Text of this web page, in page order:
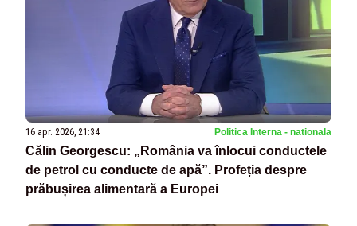
16 apr. 2026, 21:34 Politica Interna - nationala
Călin Georgescu: „România va înlocui conductele
de petrol cu conducte de apă”. Profeția despre
prăbușirea alimentară a Europei